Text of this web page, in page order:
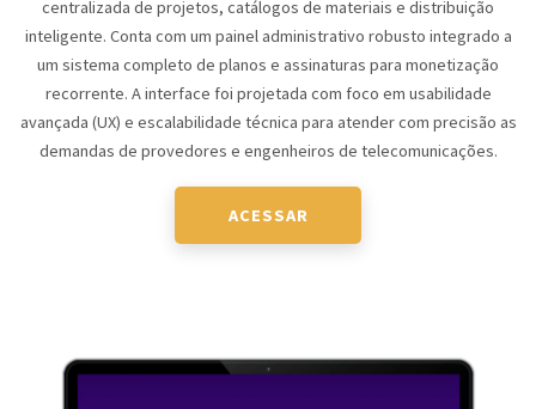
centralizada de projetos, catálogos de materiais e distribuição
inteligente. Conta com um painel administrativo robusto integrado a
um sistema completo de planos e assinaturas para monetização
recorrente. A interface foi projetada com foco em usabilidade
avançada (UX) e escalabilidade técnica para atender com precisão as
demandas de provedores e engenheiros de telecomunicações.
ACESSAR